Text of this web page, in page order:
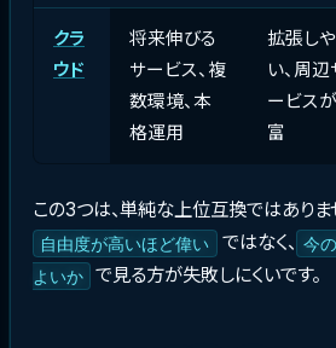
クラ
ウド
将来伸びる
サービス、複
数環境、本
格運用
拡張し
い、周辺
ービス
富
この3つは、単純な上位互換ではありま
自由度が高いほど偉い ではなく、 今
よいか で見る方が失敗しにくいです。